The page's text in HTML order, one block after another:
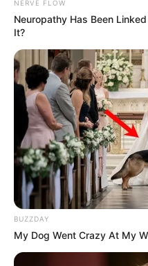
NERVE FLOW
Neuropathy Has Been
It?
BUZZDAY
My Dog Went Crazy At My